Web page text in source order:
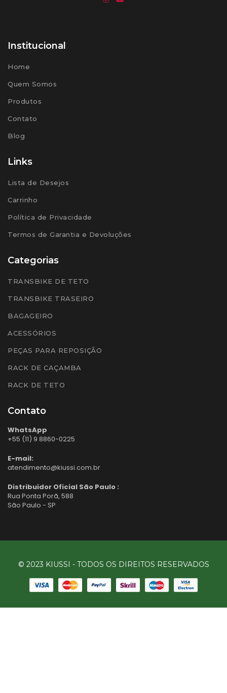
Institucional
Home
Quem Somos
Produtos
Contato
Blog
Links
Lista de Desejos
Carrinho
Política de Privacidade
Termos de Garantia e Devoluções
Categorias
TRANSBIKE DE TETO
TRANSBIKE TRASEIRO
BAGAGEIRO
ACESSÓRIOS
PEÇAS PARA REPOSIÇÃO
RACK DE CAÇAMBA
RACK DE TETO
Contato
WhatsApp
+55 (11) 9 8860-0225
E-mail:
atendimento@kiussi.com.br
Distribuidor Oficial São Paulo :
Rua Ponta Porã, 588
São Paulo - SP
© 2023 KIUSSI - TODOS OS DIREITOS RESERVADOS